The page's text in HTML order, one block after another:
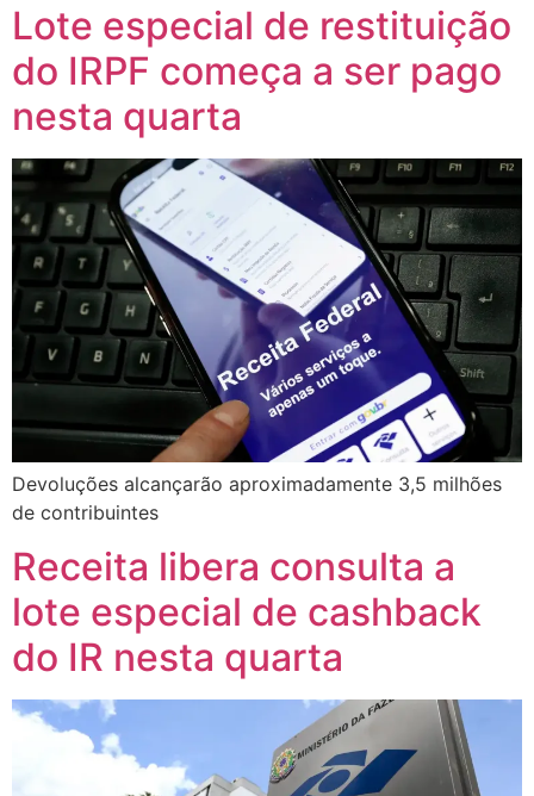
Lote especial de restituição
do IRPF começa a ser pago
nesta quarta
Devoluções alcançarão aproximadamente 3,5 milhões
de contribuintes
Receita libera consulta a
lote especial de cashback
do IR nesta quarta